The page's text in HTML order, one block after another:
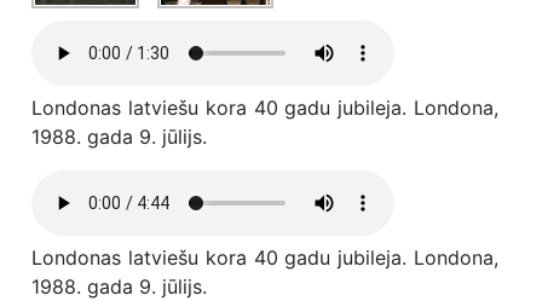
Londonas latviešu kora 40 gadu jubileja. Londona,
1988. gada 9. jūlijs.
Londonas latviešu kora 40 gadu jubileja. Londona,
1988. gada 9. jūlijs.